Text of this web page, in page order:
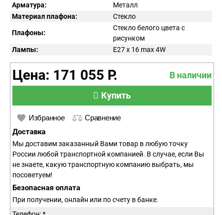
Арматура:
Металл
Материал плафона:
Стекло
Плафоны:
Стекло белого цвета с
рисунком
Лампы:
E27 x 16 max 4W
Цена: 171 055 Р.
В наличии
Купить
Избранное Сравнение
Доставка
Мы доставим заказанный Вами товар в любую точку
России любой транспортной компанией. В случае, если Вы
не знаете, какую транспортную компанию выбрать, мы
посоветуем!
Безопасная оплата
При получении, онлайн или по счету в банке.